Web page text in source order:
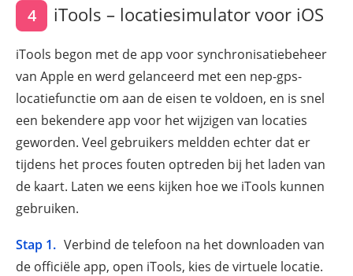
4 iTools – locatiesimulator voor iOS
iTools begon met de app voor synchronisatiebeheer
van Apple en werd gelanceerd met een nep-gps-
locatiefunctie om aan de eisen te voldoen, en is snel
een bekendere app voor het wijzigen van locaties
geworden. Veel gebruikers meldden echter dat er
tijdens het proces fouten optreden bij het laden van
de kaart. Laten we eens kijken hoe we iTools kunnen
gebruiken.
Stap 1. Verbind de telefoon na het downloaden van
de officiële app, open iTools, kies de virtuele locatie.